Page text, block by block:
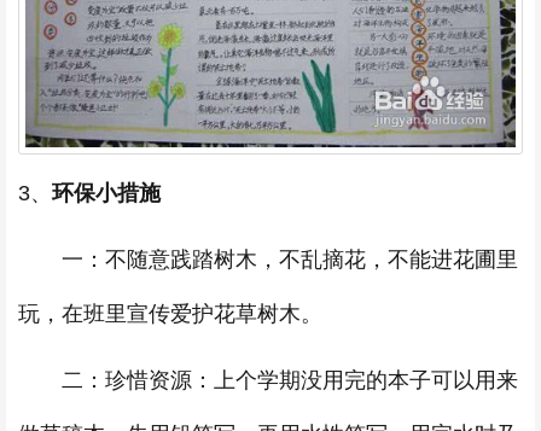
3、 环保小措施
一：不随意践踏树木，不乱摘花，不能进花圃里
玩，在班里宣传爱护花草树木。
二：珍惜资源：上个学期没用完的本子可以用来